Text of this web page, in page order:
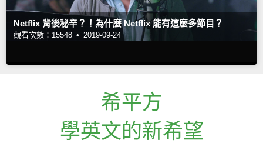
Netflix 背後秘辛？！為什麼 Netflix 能有這麼多節目？
觀看次數：15548 • 2019-09-24
希平方
學英文的新希望